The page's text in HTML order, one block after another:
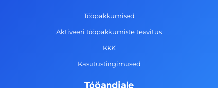
-
a
m
n
Tööpakkumised
Aktiveeri tööpakkumiste teavitus
KKK
Kasutustingimused
Tööandjale